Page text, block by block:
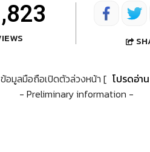
อมูลมือถือเปิดตัวล่วงหน้า [ โปรดอ่าน
- Preliminary information -